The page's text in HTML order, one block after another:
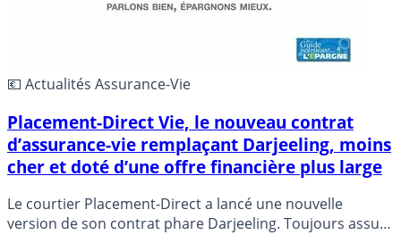
💶 Actualités Assurance-Vie
Placement-Direct Vie, le nouveau contrat
d’assurance-vie remplaçant Darjeeling, moins
cher et doté d’une offre financière plus large
Le courtier Placement-Direct a lancé une nouvelle
version de son contrat phare Darjeeling. Toujours assuré